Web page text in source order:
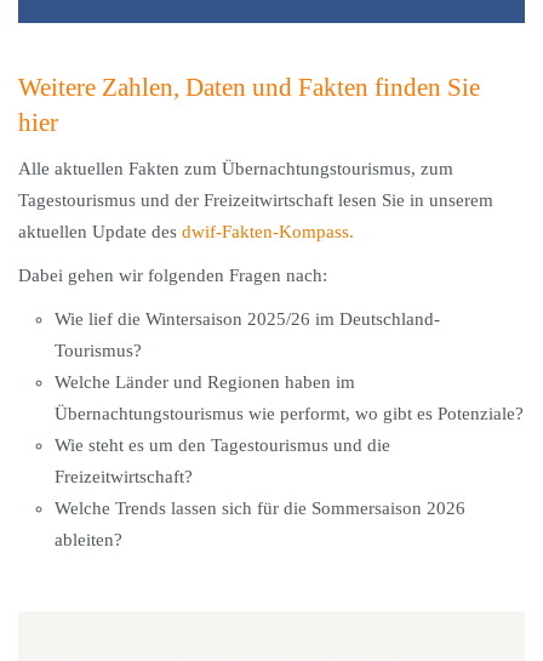
Weitere Zahlen, Daten und Fakten finden Sie
hier
Alle aktuellen Fakten zum Übernachtungstourismus, zum
Tagestourismus und der Freizeitwirtschaft lesen Sie in unserem
aktuellen Update des dwif-Fakten-Kompass.
Dabei gehen wir folgenden Fragen nach:
Wie lief die Wintersaison 2025/26 im Deutschland-
Tourismus?
Welche Länder und Regionen haben im
Übernachtungstourismus wie performt, wo gibt es Potenziale?
Wie steht es um den Tagestourismus und die
Freizeitwirtschaft?
Welche Trends lassen sich für die Sommersaison 2026
ableiten?